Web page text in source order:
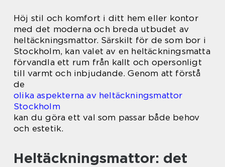
Höj stil och komfort i ditt hem eller kontor
med det moderna och breda utbudet av
heltäckningsmattor. Särskilt för de som bor i
Stockholm, kan valet av en heltäckningsmatta
förvandla ett rum från kallt och opersonligt
till varmt och inbjudande. Genom att förstå
de
olika aspekterna av heltäckningsmattor
Stockholm
kan du göra ett val som passar både behov
och estetik.
Heltäckningsmattor: det